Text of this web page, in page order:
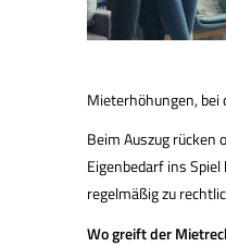
Mieterhöhungen, bei
Beim Auszug
Eigenbedarf ins
regelmäßig zu
Wo greift der